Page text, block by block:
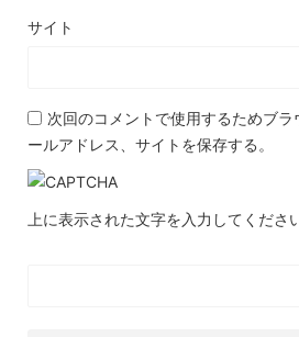
サイト
次回のコメントで使用するためブ
ールアドレス、サイトを保存する。
上に表示された文字を入力してください